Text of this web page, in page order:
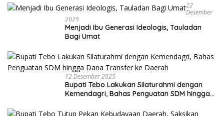
22
Desember
2025
Menjadi Ibu Generasi Ideologis, Tauladan
Bagi Umat
12 Desember 2025
Bupati Tebo Lakukan Silaturahmi dengan
Kemendagri, Bahas Penguatan SDM hingga